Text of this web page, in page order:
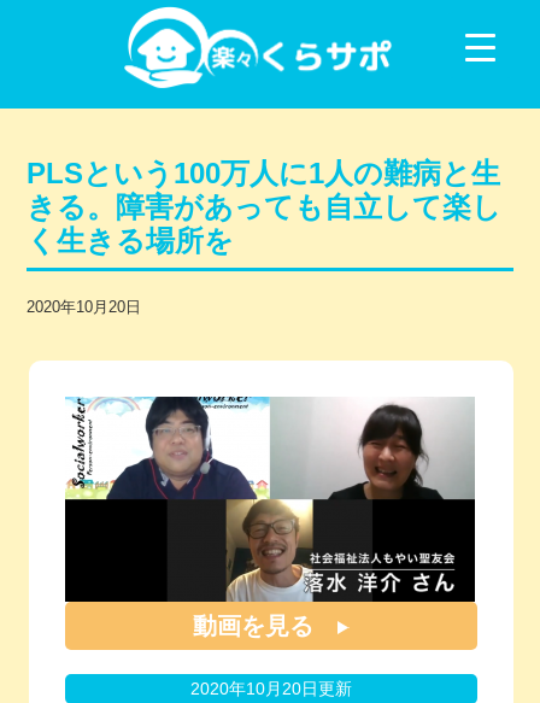
コンテンツに移動
PLSという100万人に1人の難病と生
きる。障害があっても自立して楽し
く生きる場所を
2020年10月20日
動画を見る
2020年10月20日更新